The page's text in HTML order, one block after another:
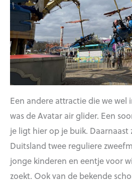
Een andere attractie die we wel
was de Avatar air glider. Een
je ligt hier op je buik.
Duitsland twee reguliere
jonge kinderen en eentje voor
zoekt. Ook van de bekende